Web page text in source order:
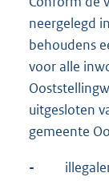
neergelegd
behoudens
voor alle
uitgesloten
gemeente
-